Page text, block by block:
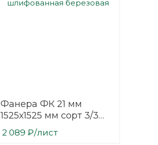
Фанера ФК 21 мм
1525х1525 мм сорт 3/3
шлифованная
березовая
2 089 ₽/лист